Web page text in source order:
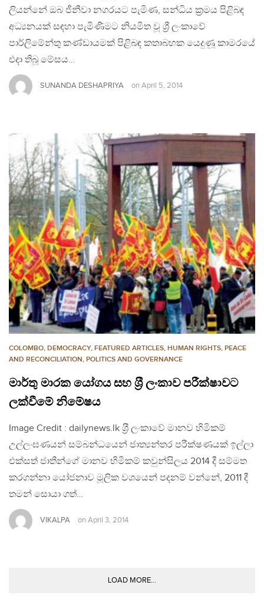
ලියන්නේ ඔබ ජීනීවා නගරයට පැමිණ, සන්ධිය ක්‍රමය පිළිබඳ
අධ්‍යනයක් සඳහා පැමිණිමට නියමිත වූ ශ්‍රී ලංකාවේ
පාර්ලිමේන්තු කණ්ඩායමක් පිළිබඳ කතාබහක යෙදුණූ කාමරයේ
එදා තිබූ මේසය…
SUNANDA DESHAPRIYA on April 5, 2014
COLOMBO, DEMOCRACY, FEATURED ARTICLES, HUMAN RIGHTS, PEACE
AND RECONCILIATION, POLITICS AND GOVERNANCE
මාර්තු මාරක යෝගය සහ ශ‍්‍රී ලංකාව පරීක්ෂාවට
ලක්වීමේ නිමේෂය
Image Credit : dailynews.lk ශ‍්‍රී ලංකාවේ මානව හිමිකම්
උල්ලංඝණයන් සම්බන්ධයෙන් ජාත්‍යන්තර පරීක්ෂණයක් ඉල්ලා
එක්සත් ජාතීන්ගේ මානව හිමිකම් කවුන්සිලය 2014 දී සම්මත
කරගන්නා යෝජනාව මූලික වශයෙන් පදනම් වන්නේ, 2011 දී
තමන් සොයා ගත්…
VIKALPA on April 3, 2014
LOAD MORE...